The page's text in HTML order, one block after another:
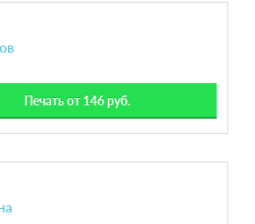
Печать от 146 руб.